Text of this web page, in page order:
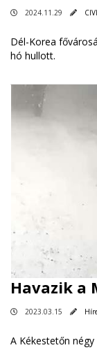
2024.11.29
Dél-Korea
hó hullott.
Havazik a
2023.03.15
A Kékestetőn